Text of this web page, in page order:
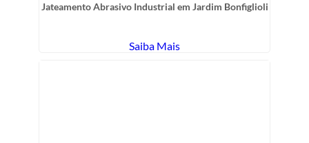
Jateamento Abrasivo Industrial em Jardim Bonfiglioli
Saiba Mais